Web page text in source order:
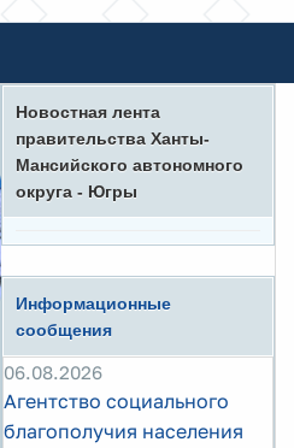
Новостная лента
правительства Ханты-
Мансийского автономного
округа - Югры
Информационные
сообщения
06.08.2026
Агентство социального
благополучия населения